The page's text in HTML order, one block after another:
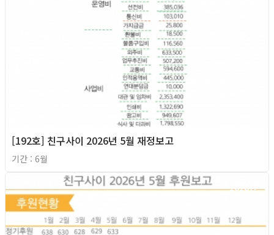
[192호] 친구사이 2026년 5월 재정보고
기간 : 6월
2026년